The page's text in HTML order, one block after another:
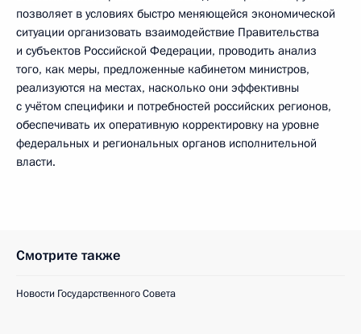
позволяет в условиях быстро меняющейся экономической
ситуации организовать взаимодействие Правительства
и субъектов Российской Федерации, проводить анализ
того, как меры, предложенные кабинетом министров,
реализуются на местах, насколько они эффективны
с учётом специфики и потребностей российских регионов,
обеспечивать их оперативную корректировку на уровне
федеральных и региональных органов исполнительной
власти.
Смотрите также
Новости Государственного Совета